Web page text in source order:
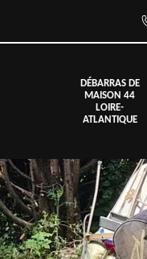
DÉBARRAS DE
MAISON 44
LOIRE-
ATLANTIQUE